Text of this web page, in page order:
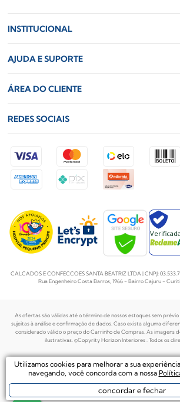
INSTITUCIONAL
AJUDA E SUPORTE
ÁREA DO CLIENTE
REDES SOCIAIS
CALCADOS E CONFECCOES SANTA BEATRIZ LTDA | CNPJ:
Rua Engenheiro Costa Barros, 1966 - Bairro Cajuru -
As ofertas são válidas até o término de nossos estoques sem
sujeitas à análise e confirmação de dados. Caso exista alguma
considerado válido o preço do Carrinho de Compras. As imagens
ilustrativas. ©Copyrity Horizon Interiores . Todos os
Desenvolvido por Plataforma de
Ecommerce by
Utilizamos cookies para melhorar a sua
navegando, você concorda com a nossa
concordar e fechar